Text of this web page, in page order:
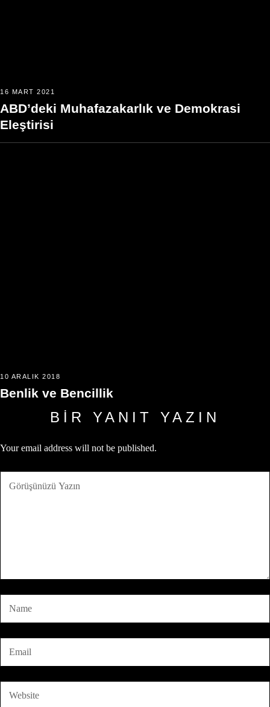
16 MART 2021
ABD’deki Muhafazakarlık ve Demokrasi
Eleştirisi
10 ARALIK 2018
Benlik ve Bencillik
BIR YANIT YAZIN
Your email address will not be published.